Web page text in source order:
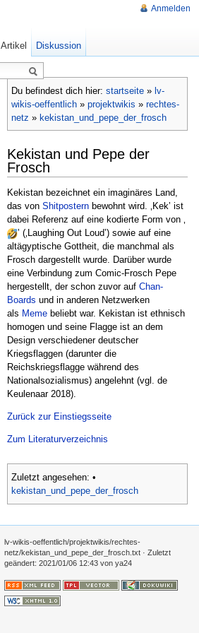
Du befindest dich hier: startseite » lv-
wikis-oeffentlich » projektwikis » rechtes-
netz » kekistan_und_pepe_der_frosch
Kekistan und Pepe der
Frosch
Kekistan bezeichnet ein imaginäres Land,
das von Shitpostern bewohnt wird. ‚Kek‛ ist
dabei Referenz auf eine kodierte Form von ‚
‛ (‚Laughing Out Loud‛) sowie auf eine
altägyptische Gottheit, die manchmal als
Frosch dargestellt wurde. Darüber wurde
eine Verbindung zum Comic-Frosch Pepe
hergestellt, der schon zuvor auf Chan-
Boards und in anderen Netzwerken
als Meme beliebt war. Kekistan ist ethnisch
homogen und seine Flagge ist an dem
Design verschiedener deutscher
Kriegsflaggen (darunter die
Reichskriegsflagge während des
Nationalsozialismus) angelehnt (vgl. de
Keulenaar 2018).
Zurück zur Einstiegsseite
Zum Literaturverzeichnis
Zuletzt angesehen: •
kekistan_und_pepe_der_frosch
Anmelden
Artikel Diskussion
Ältere Versionen
lv-wikis-oeffentlich/projektwikis/rechtes-
netz/kekistan_und_pepe_der_frosch.txt · Zuletzt
geändert: 2021/01/06 12:43 von ya24